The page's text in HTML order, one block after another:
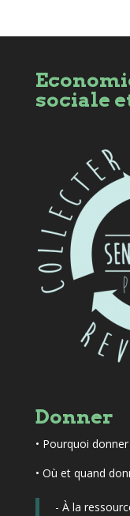
sociale
Donner
• Pourquoi donner
• Où et quand
- À la